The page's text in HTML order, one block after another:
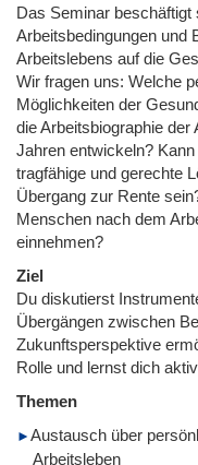
Das Seminar
Arbeitsbedingungen und
Arbeitslebens auf die
Wir fragen uns: Welche
Möglichkeiten der
die Arbeitsbiographie
Jahren entwickeln?
tragfähige und gerechte
Übergang zur Rente
Menschen nach dem
einnehmen?
Ziel
Du diskutierst
Übergängen zwischen
Zukunftsperspektive
Rolle und lernst dich
Themen
Austausch über
Arbeitsleben